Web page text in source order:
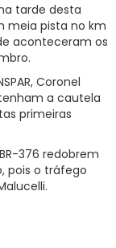
tarde desta
meia pista no km
aconteceram os
Coronel
a cautela
primeiras
376 redobrem
pois o tráfego